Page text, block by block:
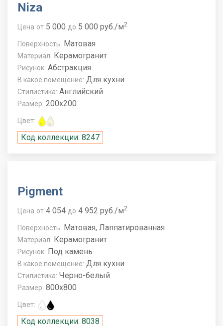
Niza
Цена от 5 000 до 5 000 руб./м2
Поверхность: Матовая
Материал: Керамогранит
Рисунок: Абстракция
В какое помещение: Для кухни
Стилистика: Английский
Размер: 200x200
Цвет:
Код коллекции: 8247
Pigment
Цена от 4 054 до 4 952 руб./м2
Поверхность: Матовая, Лаппатированная
Материал: Керамогранит
Рисунок: Под камень
В какое помещение: Для кухни
Стилистика: Черно-белый
Размер: 800x800
Цвет:
Код коллекции: 8038